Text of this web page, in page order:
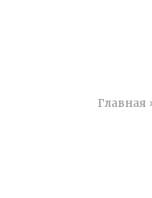
Главная